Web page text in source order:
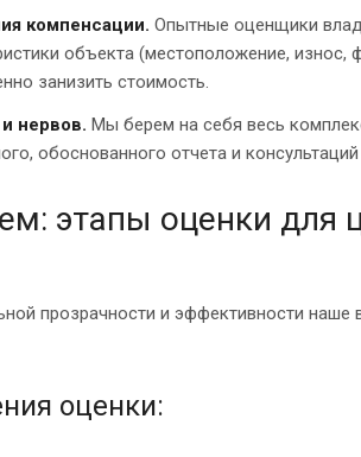
компенсации. Опытные оценщики
объекта (местоположение, износ,
занизить стоимость.
нервов. Мы берем на себя весь
обоснованного отчета и
этапы оценки для
прозрачности и эффективности наше
оценки: